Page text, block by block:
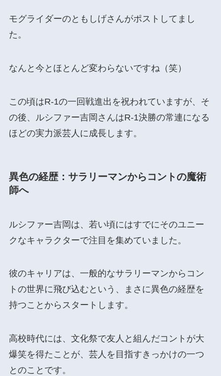
モグライダーのともしげさんがポストしてまし
た。
なんと今とほとんど変わらないですね（笑）
この頃はR-1の一回戦進出を祝われていますが、そ
の後、ルシファー吉岡さんはR-1決勝の常連になる
ほどの実力派芸人に成長します。
異色の経歴：サラリーマンからコントの魔術
師へ
ルシファー吉岡は、若い頃にはすでにそのユニー
クなキャラクターで注目を集めていました。
彼のキャリアは、一般的なサラリーマンからコン
トの世界に飛び込むという、まさに異色の経歴を
持つことからスタートします。
高校時代には、文化祭で友人と組んだコントが大
爆笑を得たことが、芸人を目指すきっかけの一つ
とのことです。